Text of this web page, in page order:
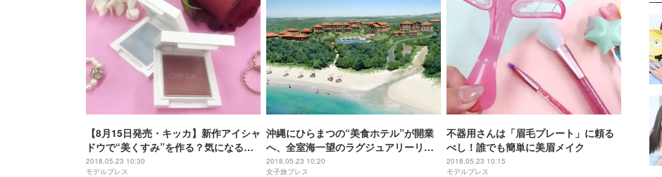
【8月15日発売・キッカ】新作アイシャ
ドウで“美くすみ”を作る？気になる新
アイテムお試し！
2018.05.23 10:30
モデルプレス
沖縄にひらまつの“美食ホテル”が開業
へ、全室海一望のラグジュアリーリゾ
ート
2018.05.23 10:20
女子旅プレス
不器用さんは「眉毛プレート」に頼る
べし！誰でも簡単に美眉メイク
2018.05.23 10:15
モデルプレス